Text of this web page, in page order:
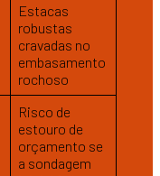
Estacas
robustas
cravadas no
embasamento
rochoso
Risco de
estouro de
orçamento se
a sondagem